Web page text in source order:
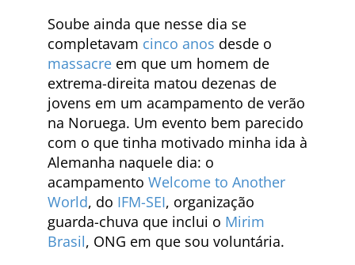
Soube ainda que nesse dia se
completavam cinco anos desde o
massacre em que um homem de
extrema-direita matou dezenas de
jovens em um acampamento de verão
na Noruega. Um evento bem parecido
com o que tinha motivado minha ida à
Alemanha naquele dia: o
acampamento Welcome to Another
World, do IFM-SEI, organização
guarda-chuva que inclui o Mirim
Brasil, ONG em que sou voluntária.